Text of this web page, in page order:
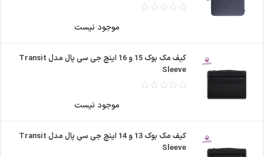
موجود نیست
کیف مک بوک 15 و 16 اینچ جی سی پال مدل Transit
Sleeve
موجود نیست
کیف مک بوک 13 و 14 اینچ جی سی پال مدل Transit
Sleeve